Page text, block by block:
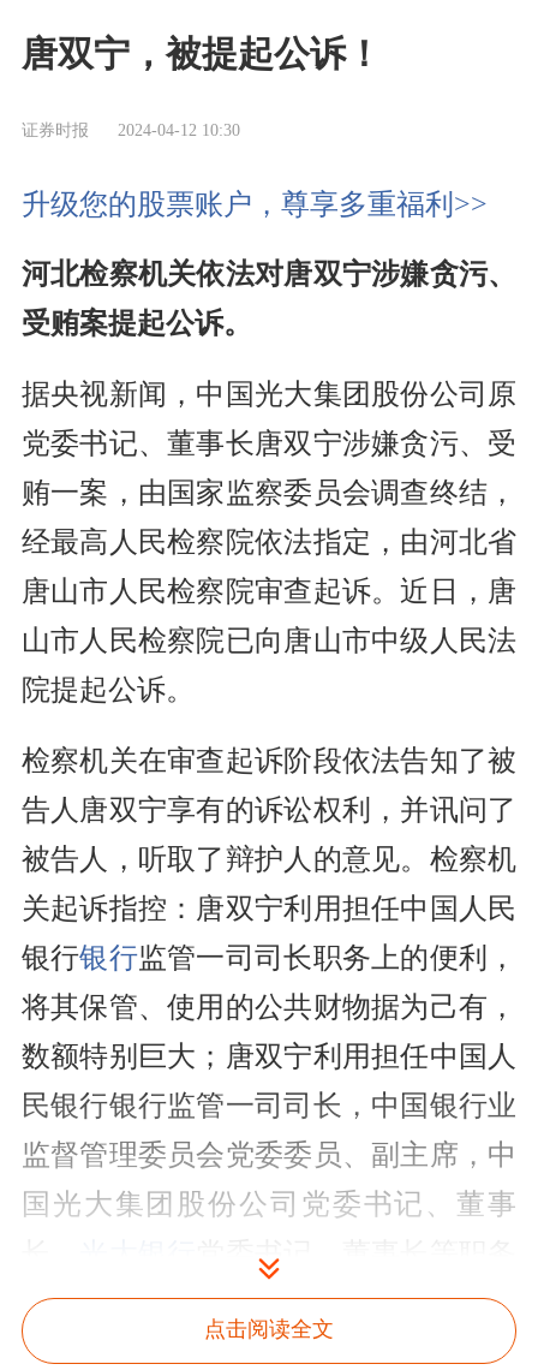
唐双宁，被提起公诉！
证券时报 2024-04-12 10:30
升级您的股票账户，尊享多重福利>>
河北检察机关依法对唐双宁涉嫌贪污、
受贿案提起公诉。
据央视新闻，中国光大集团股份公司原
党委书记、董事长唐双宁涉嫌贪污、受
贿一案，由国家监察委员会调查终结，
经最高人民检察院依法指定，由河北省
唐山市人民检察院审查起诉。近日，唐
山市人民检察院已向唐山市中级人民法
院提起公诉。
检察机关在审查起诉阶段依法告知了被
告人唐双宁享有的诉讼权利，并讯问了
被告人，听取了辩护人的意见。检察机
关起诉指控：唐双宁利用担任中国人民
银行银行监管一司司长职务上的便利，
将其保管、使用的公共财物据为己有，
数额特别巨大；唐双宁利用担任中国人
民银行银行监管一司司长，中国银行业
监督管理委员会党委委员、副主席，中
国光大集团股份公司党委书记、董事
党委书记、董事长等职务
上的便利，在职务调整、贷款获取等事
项上为他人谋取利益，非法收受他人财
点击阅读全文